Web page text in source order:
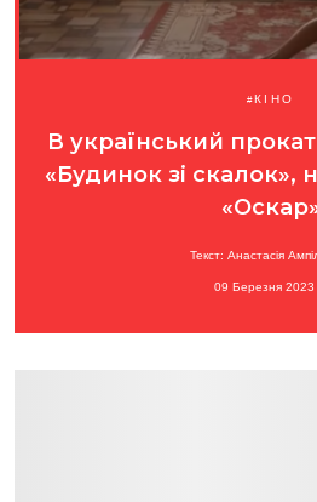
КІНО
В український
«Будинок зі скалок»,
Текст: Анастасія
09 Березня 2023